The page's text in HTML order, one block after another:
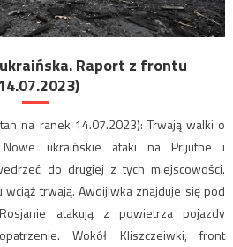
Raport z frontu
na ranek 14.07.2023): Trwają walki o
ukraińskie ataki na Prijutne i
do drugiej z tych miejscowości.
wciąż trwają. Awdijiwka znajduje się pod
atakują z powietrza pojazdy
Wokół Kliszczeiwki, front